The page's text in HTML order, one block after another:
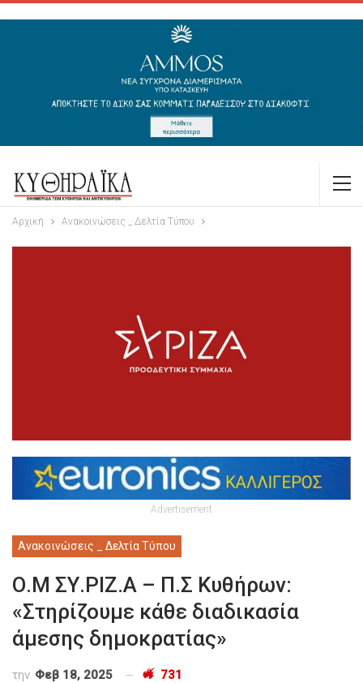
Αρχική Ανακοινώσεις _ Δελτία Τύπου
Advertisement
Ανακοινώσεις _ Δελτία Τύπου
Ο.Μ ΣΥ.ΡΙΖ.Α – Π.Σ Κυθήρων:
«Στηρίζουμε κάθε διαδικασία
άμεσης δημοκρατίας»
την Φεβ 18, 2025 731